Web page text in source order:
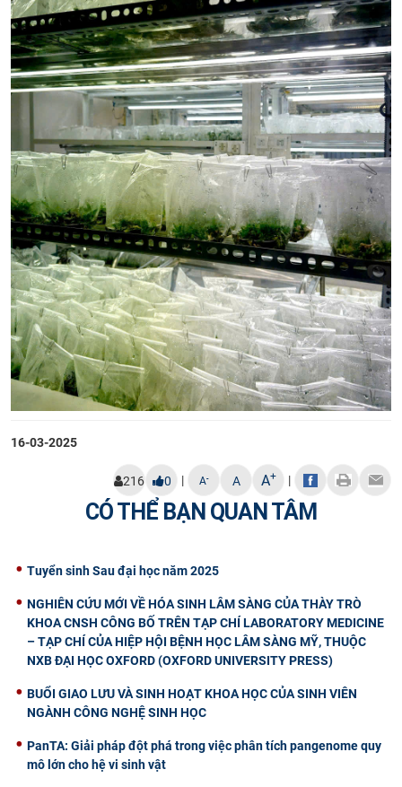
16-03-2025
216 0 | A- A A+ |
CÓ THỂ BẠN QUAN TÂM
Tuyển sinh Sau đại học năm 2025
NGHIÊN CỨU MỚI VỀ HÓA SINH LÂM SÀNG CỦA THÀY TRÒ
KHOA CNSH CÔNG BỐ TRÊN TẠP CHÍ LABORATORY MEDICINE
– TẠP CHÍ CỦA HIỆP HỘI BỆNH HỌC LÂM SÀNG MỸ, THUỘC
NXB ĐẠI HỌC OXFORD (OXFORD UNIVERSITY PRESS)
BUỔI GIAO LƯU VÀ SINH HOẠT KHOA HỌC CỦA SINH VIÊN
NGÀNH CÔNG NGHỆ SINH HỌC
PanTA: Giải pháp đột phá trong việc phân tích pangenome quy
mô lớn cho hệ vi sinh vật